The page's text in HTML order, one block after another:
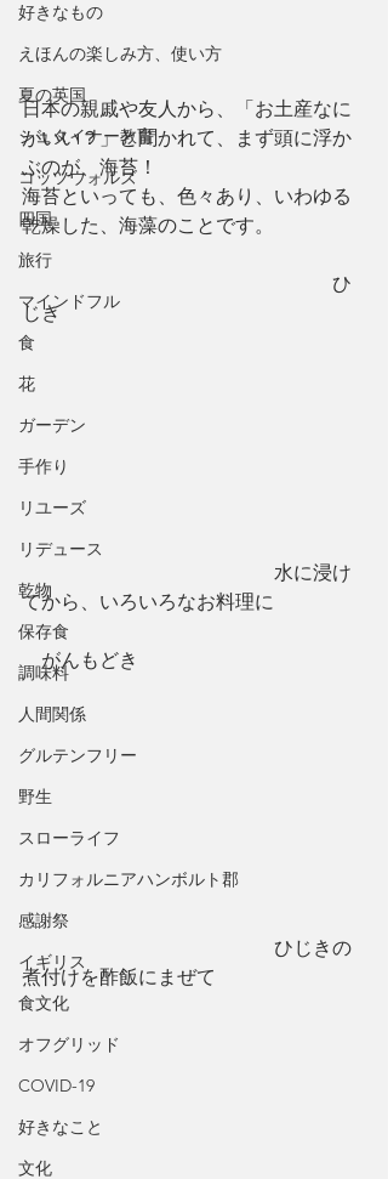
好きなもの
えほんの楽しみ方、使い方
夏の英国
シュタイナー教育
コッツウォルズ
四国
旅行
マインドフル
食
花
ガーデン
手作り
リユーズ
リデュース
乾物
保存食
調味料
人間関係
グルテンフリー
野生
スローライフ
カリフォルニアハンボルト郡
感謝祭
イギリス
食文化
オフグリッド
COVID-19
好きなこと
文化
日本の親戚や友人から、「お土産なに
がいい？」と聞かれて、まず頭に浮か
ぶのが、海苔！
海苔といっても、色々あり、いわゆる
乾燥した、海藻のことです。
ひ
じき
水に浸け
てから、いろいろなお料理に
がんもどき
ひじきの
煮付けを酢飯にまぜて